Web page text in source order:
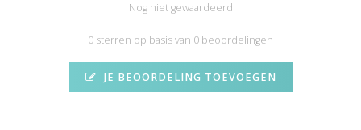
Nog niet gewaardeerd
0 sterren op basis van 0 beoordelingen
JE BEOORDELING TOEVOEGEN